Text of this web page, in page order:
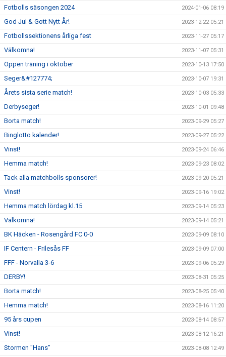
Fotbolls säsongen 2024 2024-01-06 08:19
God Jul & Gott Nytt År! 2023-12-22 05:21
Fotbollssektionens årliga fest 2023-11-27 05:17
Välkomna! 2023-11-07 05:31
Öppen träning i oktober 2023-10-13 17:50
Seger&#127774; 2023-10-07 19:31
Årets sista serie match! 2023-10-03 05:33
Derbyseger! 2023-10-01 09:48
Borta match! 2023-09-29 05:27
Binglotto kalender! 2023-09-27 05:22
Vinst! 2023-09-24 06:46
Hemma match! 2023-09-23 08:02
Tack alla matchbolls sponsorer! 2023-09-20 05:21
Vinst! 2023-09-16 19:02
Hemma match lördag kl.15 2023-09-14 05:23
Välkomna! 2023-09-14 05:21
BK Häcken - Rosengård FC 0-0 2023-09-09 08:10
IF Centern - Frilesås FF 2023-09-09 07:00
FFF - Norvalla 3-6 2023-09-06 05:29
DERBY! 2023-08-31 05:25
Borta match! 2023-08-25 05:40
Hemma match! 2023-08-16 11:20
95 års cupen 2023-08-14 08:57
Vinst! 2023-08-12 16:21
Stormen "Hans" 2023-08-08 12:49